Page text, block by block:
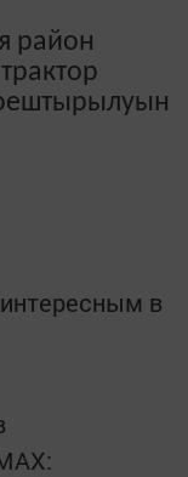
район
в